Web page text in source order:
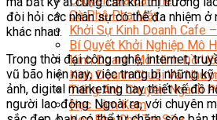
Cà Phê Pha Máy
Khởi Sự Kinh Doanh Cafe
Bí Quyết Khởi Nghiệp Mô
Kinh Doanh Mô Hình Đồ
Kinh Doanh Chuỗi Và
Tiếng Anh Chuyên Ngành
Học Làm Kem
đòi hỏi các nhân sự có thể đa nhiệm ở
khác nhau.
Trong thời đại công nghệ, internet,
vũ bão hiện nay, việc trang bị những
ảnh, digital marketing hay thiết kế đồ
người lao động. Ngoài ra, với chuyên